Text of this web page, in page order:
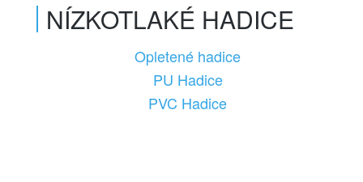
NÍZKOTLAKÉ HADICE
Opletené hadice
PU Hadice
PVC Hadice